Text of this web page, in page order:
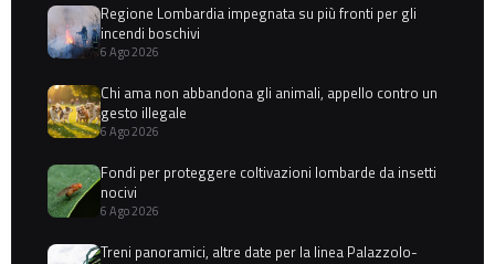
Regione Lombardia impegnata su più fronti per gli
incendi boschivi
6 Ago 2026
Chi ama non abbandona gli animali, appello contro un
gesto illegale
6 Ago 2026
Fondi per proteggere coltivazioni lombarde da insetti
nocivi
6 Ago 2026
Treni panoramici, altre date per la linea Palazzolo-